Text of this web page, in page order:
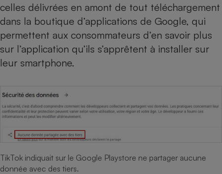
celles délivrées en amont de tout téléchargement
dans la boutique d’applications de Google, qui
permettent aux consommateurs d’en savoir plus
sur l’application qu’ils s’apprêtent à installer sur
leur smartphone.
TikTok indiquait sur le Google Playstore ne partager aucune
donnée avec des tiers.
Radiateur électrique